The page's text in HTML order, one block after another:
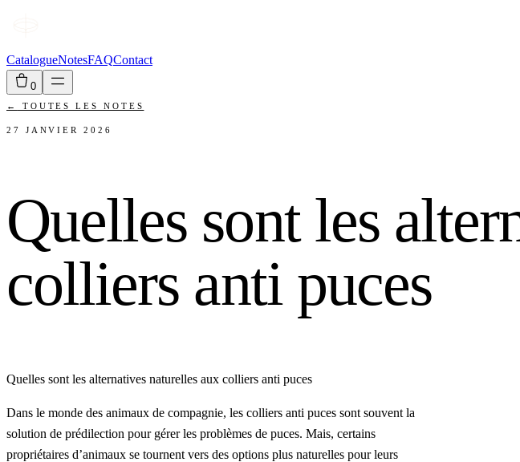
CatalogueNotesFAQContact
0
← TOUTES LES NOTES
27 JANVIER 2026
Quelles sont les
colliers anti puces
Quelles sont les alternatives naturelles aux colliers anti puces
Dans le monde des animaux de compagnie, les colliers anti puces sont souvent la
solution de prédilection pour gérer les problèmes de puces. Mais, certains
propriétaires d’animaux se tournent vers des options plus naturelles pour leurs